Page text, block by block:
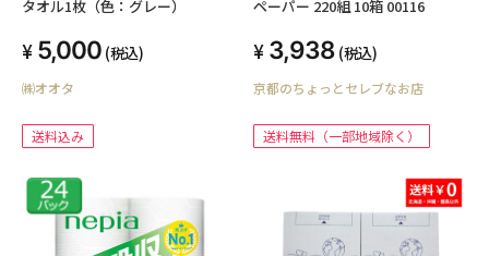
タオル1枚（色：グレー）
5,000 (税込)
㈱オオタ
送料込み
ペーパー 220組 10箱 00116
3,938 (税込)
京都のちょっとセレブなお店
送料無料（一部地域除く）